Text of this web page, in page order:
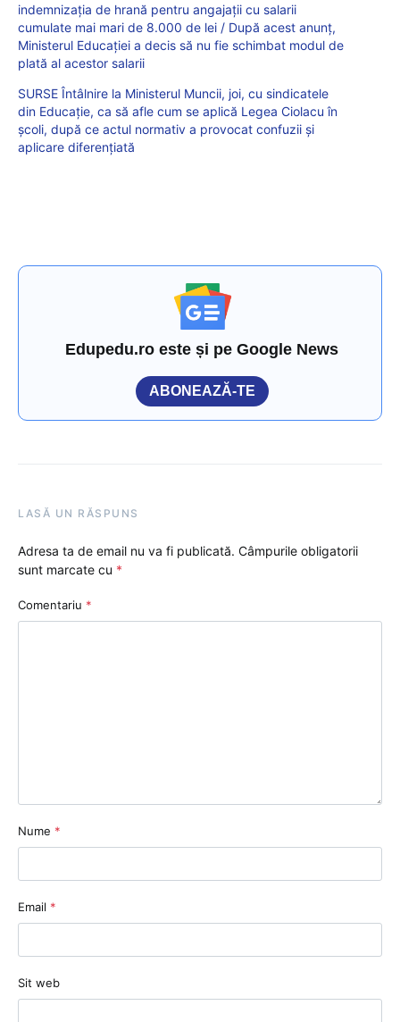
indemnizația de hrană pentru angajații cu salarii
cumulate mai mari de 8.000 de lei / După acest anunț,
Ministerul Educației a decis să nu fie schimbat modul de
plată al acestor salarii
SURSE Întâlnire la Ministerul Muncii, joi, cu sindicatele
din Educație, ca să afle cum se aplică Legea Ciolacu în
școli, după ce actul normativ a provocat confuzii și
aplicare diferențiată
Edupedu.ro este și pe Google News
ABONEAZĂ-TE
LASĂ UN RĂSPUNS
Adresa ta de email nu va fi publicată. Câmpurile obligatorii
sunt marcate cu *
Comentariu *
Nume *
Email *
Sit web